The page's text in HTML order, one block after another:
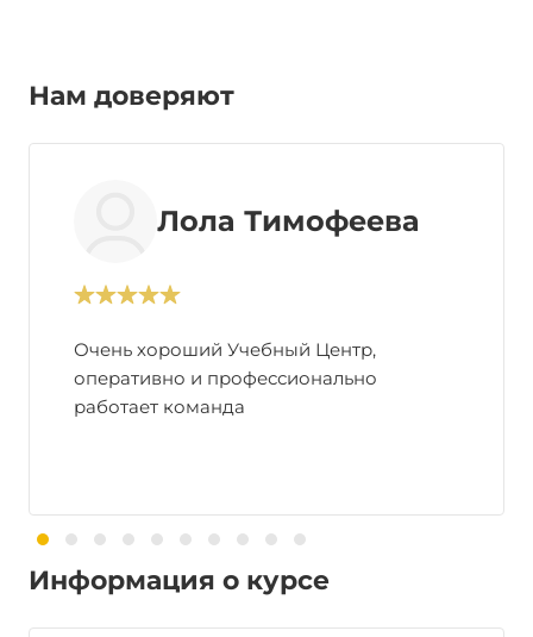
Нам доверяют
Лола Тимофеева
Очень хороший Учебный Центр,
оперативно и профессионально
работает команда
Информация о курсе